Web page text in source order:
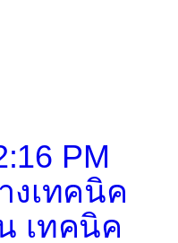
PM
งเทคนิค
เทคนิค